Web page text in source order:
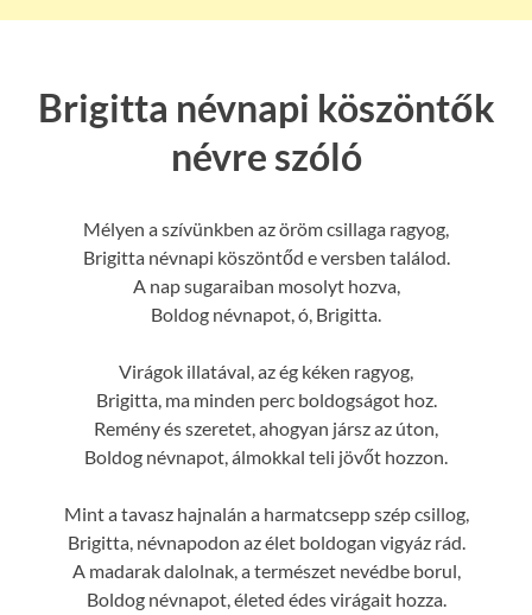
Brigitta névnapi köszöntők
névre szóló
Mélyen a szívünkben az öröm csillaga ragyog,
Brigitta névnapi köszöntőd e versben találod.
A nap sugaraiban mosolyt hozva,
Boldog névnapot, ó, Brigitta.
Virágok illatával, az ég kéken ragyog,
Brigitta, ma minden perc boldogságot hoz.
Remény és szeretet, ahogyan jársz az úton,
Boldog névnapot, álmokkal teli jövőt hozzon.
Mint a tavasz hajnalán a harmatcsepp szép csillog,
Brigitta, névnapodon az élet boldogan vigyáz rád.
A madarak dalolnak, a természet nevédbe borul,
Boldog névnapot, életed édes virágait hozza.